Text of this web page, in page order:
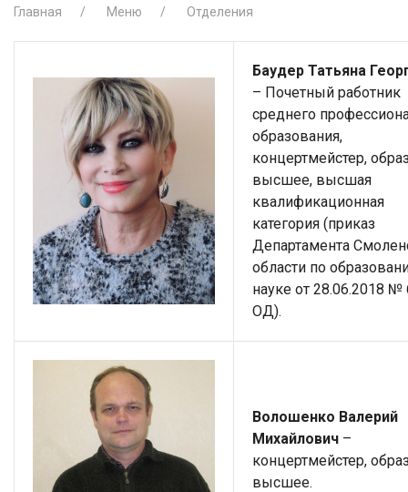
Главная Меню Отделения
Баудер Татьяна
– Почетный работник
среднего
образования,
концертмейстер,
высшее, высшая
квалификационная
категория (приказ
Департамента
области по
науке от 28.06.2018 №
ОД).
Волошенко Валерий
Михайлович –
концертмейстер,
высшее.